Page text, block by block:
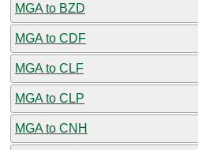
MGA to BZD
MGA to CDF
MGA to CLF
MGA to CLP
MGA to CNH